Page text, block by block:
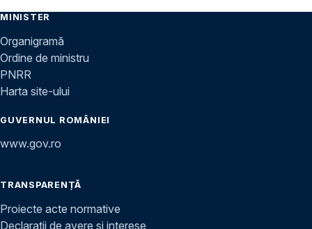
MINISTER
Organigramă
Ordine de ministru
PNRR
Harta site-ului
GUVERNUL ROMÂNIEI
www.gov.ro
TRANSPARENȚĂ
Proiecte acte normative
Declarații de avere și interese